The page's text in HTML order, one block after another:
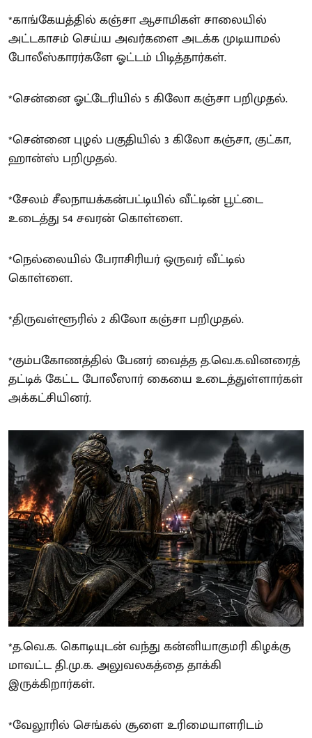
*காங்கேயத்தில் கஞ்சா ஆசாமிகள் சாலையில்
அட்டகாசம் செய்ய அவர்களை அடக்க முடியாமல்
போலீஸ்காரர்களே ஓட்டம் பிடித்தார்கள்.
*சென்னை ஓட்டேரியில் 5 கிலோ கஞ்சா பறிமுதல்.
*சென்னை புழல் பகுதியில் 3 கிலோ கஞ்சா, குட்கா,
ஹான்ஸ் பறிமுதல்.
*சேலம் சீலநாயக்கன்பட்டியில் வீட்டின் பூட்டை
உடைத்து 54 சவரன் கொள்ளை.
*நெல்லையில் பேராசிரியர் ஒருவர் வீட்டில்
கொள்ளை.
*திருவள்ளூரில் 2 கிலோ கஞ்சா பறிமுதல்.
*கும்பகோணத்தில் பேனர் வைத்த த.வெ.க.வினரைத்
தட்டிக் கேட்ட போலீஸார் கையை உடைத்துள்ளார்கள்
அக்கட்சியினர்.
*த.வெ.க. கொடியுடன் வந்து கன்னியாகுமரி கிழக்கு
மாவட்ட தி.மு.க. அலுவலகத்தை தாக்கி
இருக்கிறார்கள்.
*வேலூரில் செங்கல் சூளை உரிமையாளரிடம்